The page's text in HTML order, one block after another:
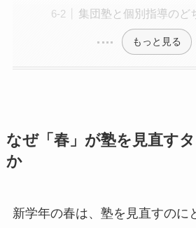
集団塾と個別指導のど
もっと見る
なぜ「春」が塾を見直す
か
新学年の春は、塾を見直すのに